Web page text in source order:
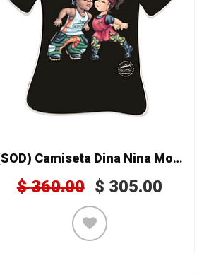
(SOD) Camiseta Dina Nina Mod. 066
$360.00 $ 305.00